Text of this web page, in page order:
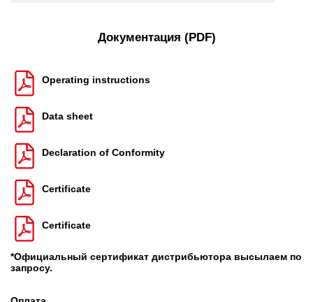
Документация (PDF)
Operating instructions
Data sheet
Declaration of Conformity
Certificate
Certificate
*Официальный сертификат дистрибьютора высылаем по
запросу.